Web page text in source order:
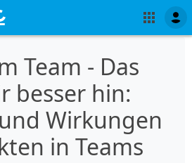
Team - Das
besser hin:
Wirkungen
in Teams